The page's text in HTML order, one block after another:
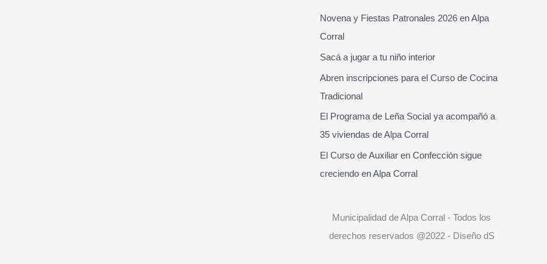
a
r
Novena y Fiestas Patronales 2026 en Alpa
Corral
Sacá a jugar a tu niño interior
Abren inscripciones para el Curso de Cocina
Tradicional
El Programa de Leña Social ya acompañó a
35 viviendas de Alpa Corral
El Curso de Auxiliar en Confección sigue
creciendo en Alpa Corral
Municipalidad de Alpa Corral - Todos los
derechos reservados @2022 - Diseño dS